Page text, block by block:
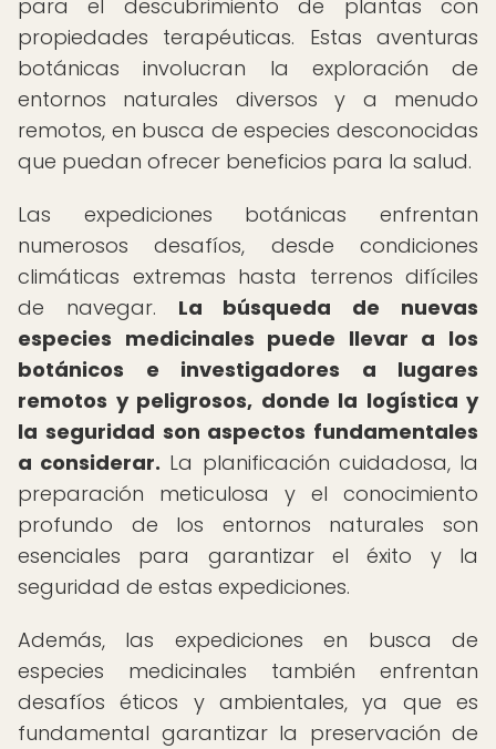
para el descubrimiento de plantas con
propiedades terapéuticas. Estas aventuras
botánicas involucran la exploración de
entornos naturales diversos y a menudo
remotos, en busca de especies desconocidas
que puedan ofrecer beneficios para la salud.
Las expediciones botánicas enfrentan
numerosos desafíos, desde condiciones
climáticas extremas hasta terrenos difíciles
de navegar. La búsqueda de nuevas
especies medicinales puede llevar a los
botánicos e investigadores a lugares
remotos y peligrosos, donde la logística y
la seguridad son aspectos fundamentales
a considerar. La planificación cuidadosa, la
preparación meticulosa y el conocimiento
profundo de los entornos naturales son
esenciales para garantizar el éxito y la
seguridad de estas expediciones.
Además, las expediciones en busca de
especies medicinales también enfrentan
desafíos éticos y ambientales, ya que es
fundamental garantizar la preservación de